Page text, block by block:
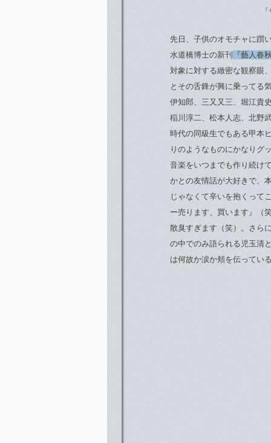
先日、子供のオモチャに躓
水道橋博士の新刊
『藝人春
対象に対する緻密な観察眼
とその舌鋒が興に乗ってる
伊知郎、三又又三、堀江貴
稲川淳二、松本人志、北野
時代の同級生でもある甲本
りのようなものにかなりグ
音楽をいつまでも作り続け
かとの友情話が大好きで、
じゃなくて辛いを抱くって
ー売ります、買います』（
散臭すぎます（笑）。さら
の中でのみ語られる児玉清
は何故か涙か頬を伝ってい